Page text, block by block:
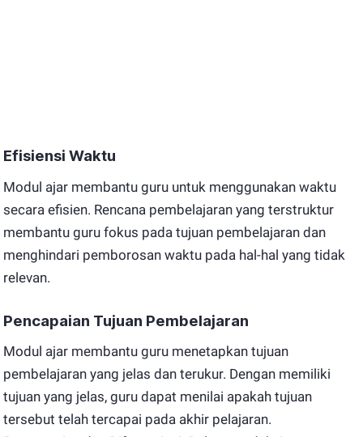
Efisiensi Waktu
Modul ajar membantu guru untuk menggunakan waktu
secara efisien. Rencana pembelajaran yang terstruktur
membantu guru fokus pada tujuan pembelajaran dan
menghindari pemborosan waktu pada hal-hal yang tidak
relevan.
Pencapaian Tujuan Pembelajaran
Modul ajar membantu guru menetapkan tujuan
pembelajaran yang jelas dan terukur. Dengan memiliki
tujuan yang jelas, guru dapat menilai apakah tujuan
tersebut telah tercapai pada akhir pelajaran.